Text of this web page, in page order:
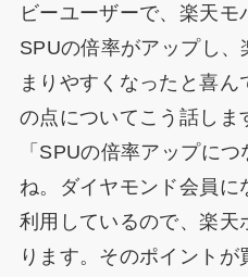
ビーユーザーで、楽天モ
SPUの倍率がアップし
まりやすくなったと喜ん
の点についてこう話しま
「SPUの倍率アップに
ね。ダイヤモンド会員に
利用しているので、楽天
ります。そのポイント